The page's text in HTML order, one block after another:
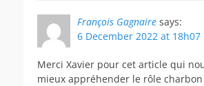
François Gagnaire says:
6 December 2022 at 18h07
Merci Xavier pour cet article qui
mieux appréhender le rôle